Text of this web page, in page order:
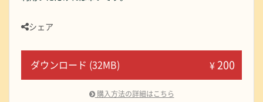
シェア
ダウンロード (32MB) ¥200
購入方法の詳細はこちら